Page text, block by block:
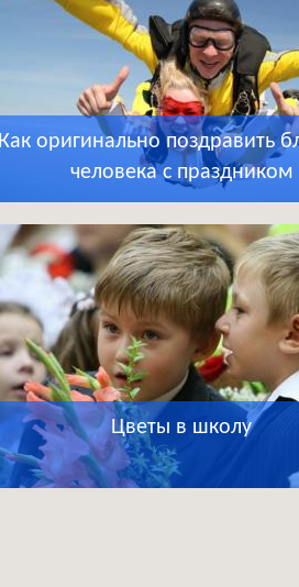
Как оригинально поздравить
человека с праздником
Цветы в школу